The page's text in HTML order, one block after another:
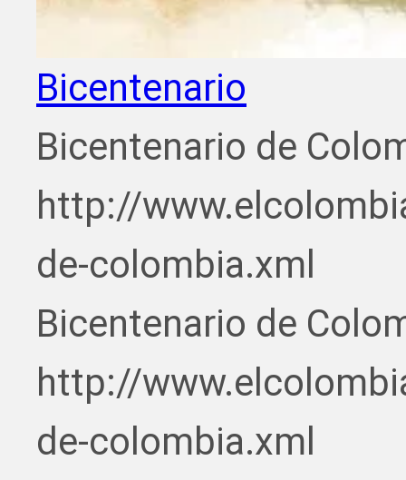
Bicentenario
Bicentenario de
http://
de-colombia.xml
Bicentenario de
http://
de-colombia.xml